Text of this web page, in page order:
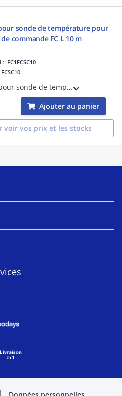
sonde de température pour
commande FC L 10 m
: FC1FCSC10
FCSC10
Câble pour sonde de température pour boitier de commande FC Longueur 10 m
Ajouter au panier
voir vos prix et les stocks